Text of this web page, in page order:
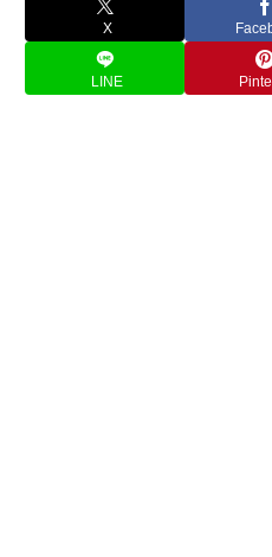
X
LINE